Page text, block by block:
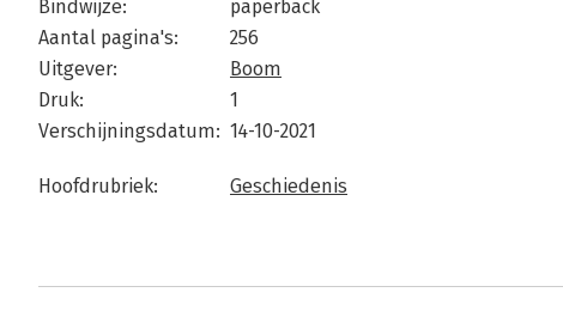
Bindwijze:
paperback
Aantal pagina's:
256
Uitgever:
Boom
Druk:
1
Verschijningsdatum: 14-10-2021
Hoofdrubriek: Geschiedenis